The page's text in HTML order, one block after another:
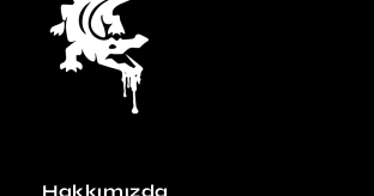
Hakkımızda